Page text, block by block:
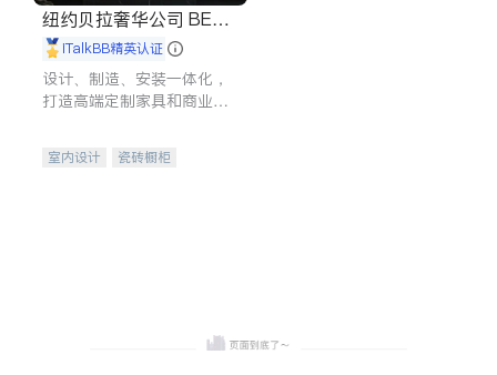
纽约贝拉奢华公司 BELL
A LUXE
iTalkBB精英认证
设计、制造、安装一体化，
打造高端定制家具和商业空
室内设计
瓷砖橱柜